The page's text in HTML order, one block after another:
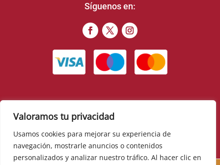
Valoramos tu privacidad
Usamos cookies para mejorar su experiencia de
navegación, mostrarle anuncios o contenidos
personalizados y analizar nuestro tráfico. Al hacer clic en
Síguenos en:
© 2022 – Food Romance Company – Todos los derechos
reservados